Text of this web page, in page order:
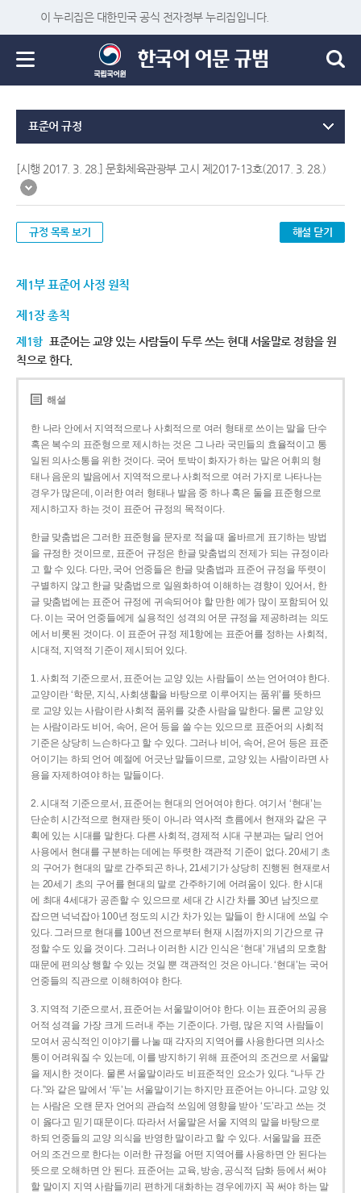
이 누리집은 대한민국 공식 전자정부 누리집입니다.
표준어 규정
[시행 2017. 3. 28.] 문화체육관광부 고시 제2017-13호(2017. 3. 28.)
규정 목록 보기 해설 닫기
제1부 표준어 사정 원칙
제1장 총칙
제1항 표준어는 교양 있는 사람들이 두루 쓰는 현대 서울말로 정함을 원
칙으로 한다.
해설
한 나라 안에서 지역적으로나 사회적으로 여러 형태로 쓰이는 말을 단수
혹은 복수의 표준형으로 제시하는 것은 그 나라 국민들의 효율적이고 통
일된 의사소통을 위한 것이다. 국어 토박이 화자가 하는 말은 어휘의 형
태나 음운의 발음에서 지역적으로나 사회적으로 여러 가지로 나타나는
경우가 많은데, 이러한 여러 형태나 발음 중 하나 혹은 둘을 표준형으로
제시하고자 하는 것이 표준어 규정의 목적이다.
한글 맞춤법은 그러한 표준형을 문자로 적을 때 올바르게 표기하는 방법
을 규정한 것이므로, 표준어 규정은 한글 맞춤법의 전제가 되는 규정이라
고 할 수 있다. 다만, 국어 언중들은 한글 맞춤법과 표준어 규정을 뚜렷이
구별하지 않고 한글 맞춤법으로 일원화하여 이해하는 경향이 있어서, 한
글 맞춤법에는 표준어 규정에 귀속되어야 할 만한 예가 많이 포함되어 있
다. 이는 국어 언중들에게 실용적인 성격의 어문 규정을 제공하려는 의도
에서 비롯된 것이다. 이 표준어 규정 제1항에는 표준어를 정하는 사회적,
시대적, 지역적 기준이 제시되어 있다.
1. 사회적 기준으로서, 표준어는 교양 있는 사람들이 쓰는 언어여야 한다.
교양이란 ‘학문, 지식, 사회생활을 바탕으로 이루어지는 품위’를 뜻하므
로 교양 있는 사람이란 사회적 품위를 갖춘 사람을 말한다. 물론 교양 있
는 사람이라도 비어, 속어, 은어 등을 쓸 수는 있으므로 표준어의 사회적
기준은 상당히 느슨하다고 할 수 있다. 그러나 비어, 속어, 은어 등은 표준
어이기는 하되 언어 예절에 어긋난 말들이므로, 교양 있는 사람이라면 사
용을 자제하여야 하는 말들이다.
2. 시대적 기준으로서, 표준어는 현대의 언어여야 한다. 여기서 ‘현대’는
단순히 시간적으로 현재란 뜻이 아니라 역사적 흐름에서 현재와 같은 구
획에 있는 시대를 말한다. 다른 사회적, 경제적 시대 구분과는 달리 언어
사용에서 현대를 구분하는 데에는 뚜렷한 객관적 기준이 없다. 20세기 초
의 구어가 현대의 말로 간주되곤 하나, 21세기가 상당히 진행된 현재로서
는 20세기 초의 구어를 현대의 말로 간주하기에 어려움이 있다. 한 시대
에 최대 4세대가 공존할 수 있으므로 세대 간 시간 차를 30년 남짓으로
잡으면 넉넉잡아 100년 정도의 시간 차가 있는 말들이 한 시대에 쓰일 수
있다. 그러므로 현대를 100년 전으로부터 현재 시점까지의 기간으로 규
정할 수도 있을 것이다. 그러나 이러한 시간 인식은 ‘현대’ 개념의 모호함
때문에 편의상 행할 수 있는 것일 뿐 객관적인 것은 아니다. ‘현대’는 국어
언중들의 직관으로 이해하여야 한다.
3. 지역적 기준으로서, 표준어는 서울말이어야 한다. 이는 표준어의 공용
어적 성격을 가장 크게 드러내 주는 기준이다. 가령, 많은 지역 사람들이
모여서 공식적인 이야기를 나눌 때 각자의 지역어를 사용한다면 의사소
통이 어려워질 수 있는데, 이를 방지하기 위해 표준어의 조건으로 서울말
을 제시한 것이다. 물론 서울말이라도 비표준적인 요소가 있다. “나두 간
다.”와 같은 말에서 ‘두’는 서울말이기는 하지만 표준어는 아니다. 교양 있
는 사람은 오랜 문자 언어의 관습적 쓰임에 영향을 받아 ‘도’라고 쓰는 것
이 옳다고 믿기 때문이다. 따라서 서울말은 서울 지역의 말을 바탕으로
하되 언중들의 교양 의식을 반영한 말이라고 할 수 있다. 서울말을 표준
어의 조건으로 한다는 이러한 규정을 어떤 지역어를 사용하면 안 된다는
뜻으로 오해하면 안 된다. 표준어는 교육, 방송, 공식적 담화 등에서 써야
할 말이지 지역 사람들끼리 편하게 대화하는 경우에까지 꼭 써야 하는 말